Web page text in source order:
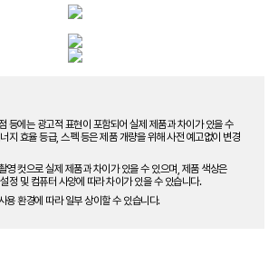
등에는 광고적 표현이 포함되어 실제 제품과 차이가 있을 수
지 효율 등급, 스펙 등은 제품 개량을 위해 사전 예고없이 변경
영 컷으로 실제 제품과 차이가 있을 수 있으며, 제품 색상은
정 및 컴퓨터 사양에 따라 차이가 있을 수 있습니다.
용 환경에 따라 일부 상이할 수 있습니다.